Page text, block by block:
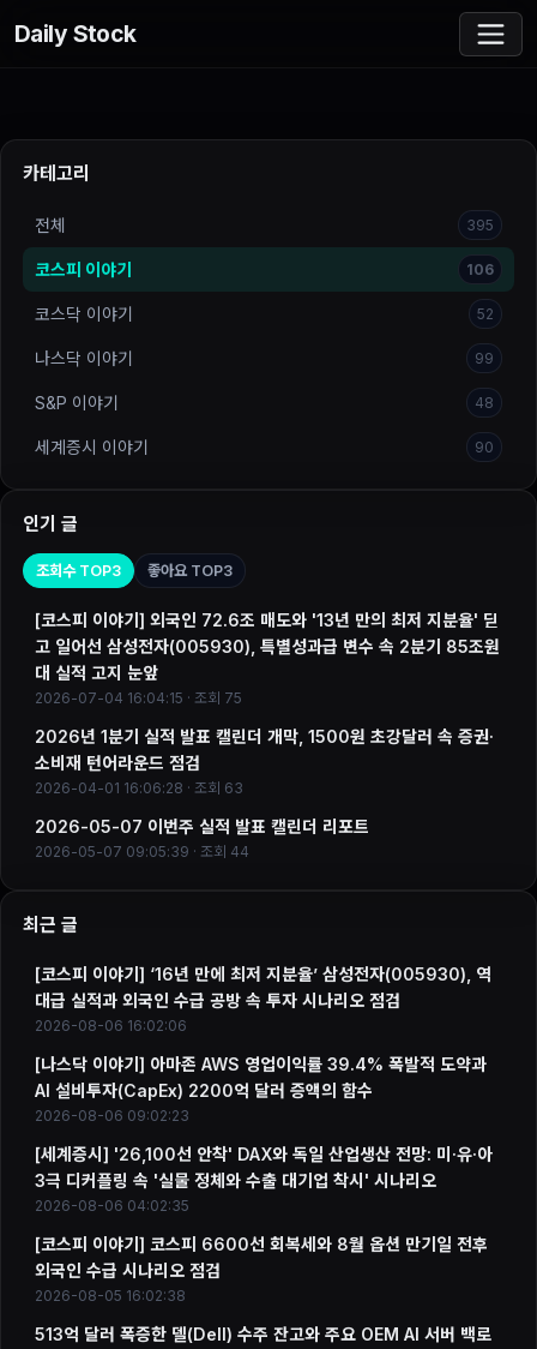
Daily Stock
카테고리
전체 395
코스피 이야기 106
코스닥 이야기 52
나스닥 이야기 99
S&P 이야기 48
세계증시 이야기 90
인기 글
조회수 TOP3 좋아요 TOP3
[코스피 이야기] 외국인 72.6조 매도와 '13년 만의 최저 지분율' 딛
고 일어선 삼성전자(005930), 특별성과급 변수 속 2분기 85조원
대 실적 고지 눈앞
2026-07-04 16:04:15 · 조회 75
2026년 1분기 실적 발표 캘린더 개막, 1500원 초강달러 속 증권·
소비재 턴어라운드 점검
2026-04-01 16:06:28 · 조회 63
2026-05-07 이번주 실적 발표 캘린더 리포트
2026-05-07 09:05:39 · 조회 44
최근 글
[코스피 이야기] ‘16년 만에 최저 지분율’ 삼성전자(005930), 역
대급 실적과 외국인 수급 공방 속 투자 시나리오 점검
2026-08-06 16:02:06
[나스닥 이야기] 아마존 AWS 영업이익률 39.4% 폭발적 도약과
AI 설비투자(CapEx) 2200억 달러 증액의 함수
2026-08-06 09:02:23
[세계증시] '26,100선 안착' DAX와 독일 산업생산 전망: 미·유·아
3극 디커플링 속 '실물 정체와 수출 대기업 착시' 시나리오
2026-08-06 04:02:35
[코스피 이야기] 코스피 6600선 회복세와 8월 옵션 만기일 전후
외국인 수급 시나리오 점검
2026-08-05 16:02:38
513억 달러 폭증한 델(Dell) 수주 잔고와 주요 OEM AI 서버 백로